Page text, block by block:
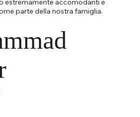
estremamente accomodanti e
parte della nostra famiglia.